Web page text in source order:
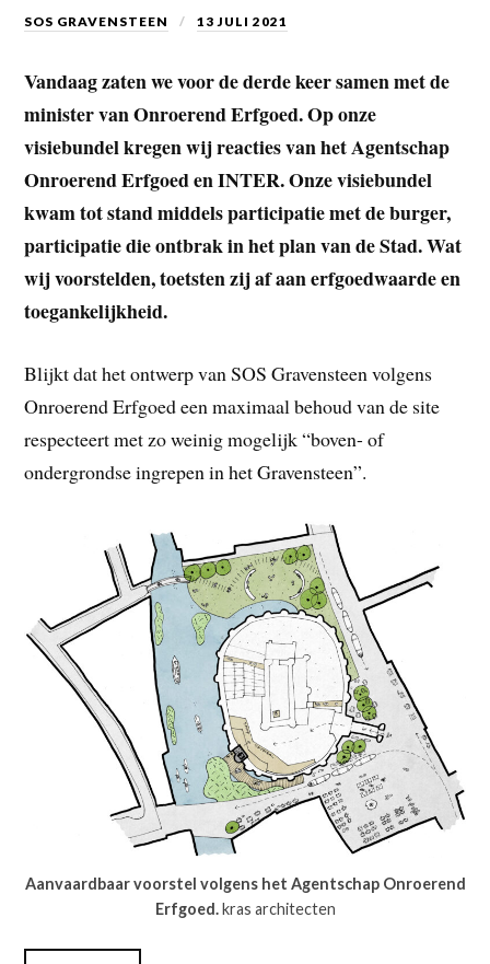
SOS GRAVENSTEEN 13 JULI 2021
Vandaag zaten we voor de derde keer samen met de
minister van Onroerend Erfgoed. Op onze
visiebundel kregen wij reacties van het Agentschap
Onroerend Erfgoed en INTER. Onze visiebundel
kwam tot stand middels participatie met de burger,
participatie die ontbrak in het plan van de Stad. Wat
wij voorstelden, toetsten zij af aan erfgoedwaarde en
toegankelijkheid.
Blijkt dat het ontwerp van SOS Gravensteen volgens
Onroerend Erfgoed een maximaal behoud van de site
respecteert met zo weinig mogelijk “boven- of
ondergrondse ingrepen in het Gravensteen”.
Aanvaardbaar voorstel volgens het Agentschap Onroerend
Erfgoed.kras architecten